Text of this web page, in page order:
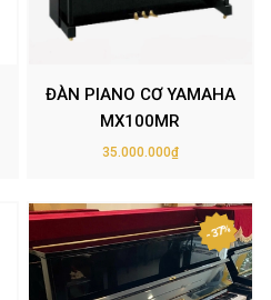
ĐÀN PIANO CƠ YAMAHA
MX100MR
35.000.000₫
- 37%